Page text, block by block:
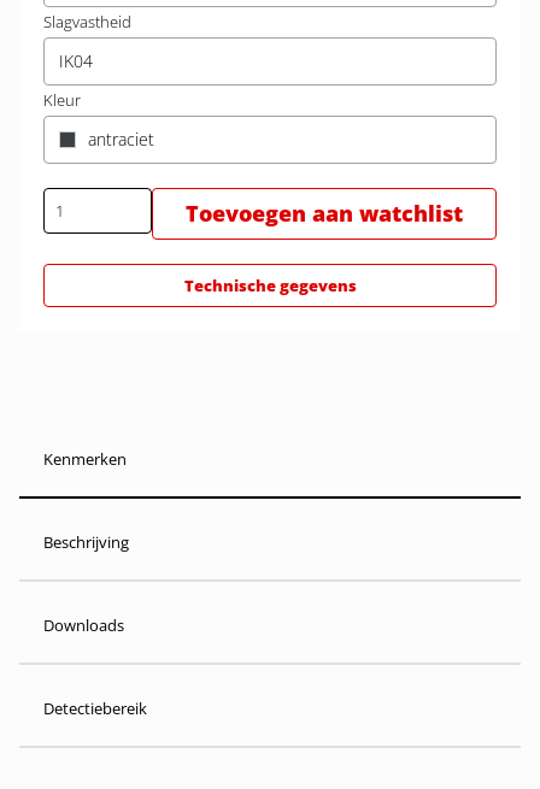
Slagvastheid
IK04
Kleur
antraciet
Toevoegen aan watchlist
Technische gegevens
Kenmerken
Beschrijving
Downloads
Detectiebereik